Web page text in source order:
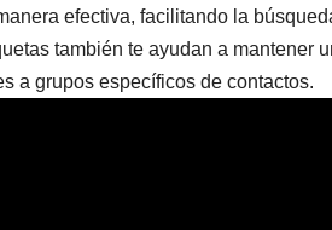
efectiva, facilitando la
también te ayudan a mantener
a grupos específicos de contactos.